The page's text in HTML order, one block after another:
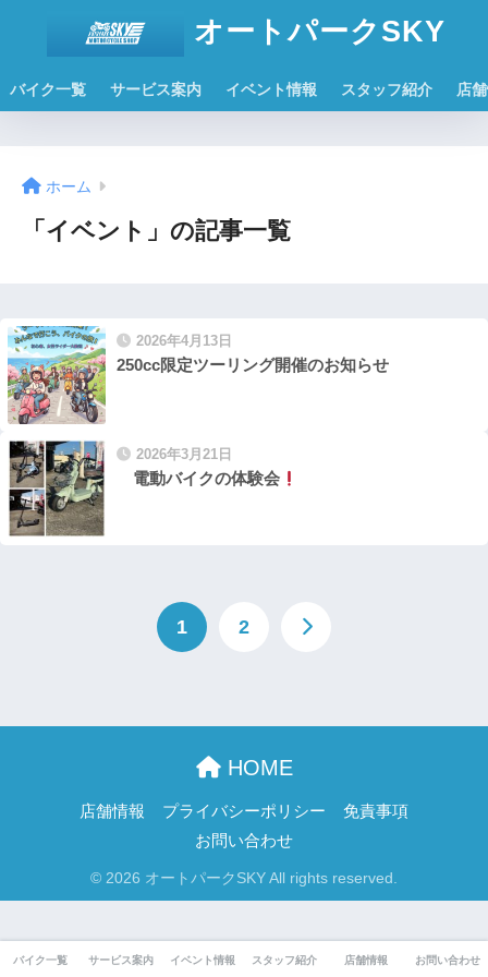
オートパークSKY
バイク一覧 サービス案内 イベント情報 スタッフ紹介 店
ホーム
「イベント」の記事一覧
2026年4月13日
250cc限定ツーリング開催のお知らせ
2026年3月21日
電動バイクの体験会
1 2
HOME
店舗情報 プライバシーポリシー
免責事項
お問い合わせ
© 2026 オートパークSKY All rights reserved.
バイク一覧 サービス案内 イベント情報 スタッフ紹介 店舗情報 お問い合わせ